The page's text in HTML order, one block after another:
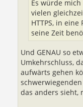
Es würde
vielen
HTTPS, in
seine Zeit
Und GENAU so
Umkehrschluss,
aufwärts gehen
das anders sieht,